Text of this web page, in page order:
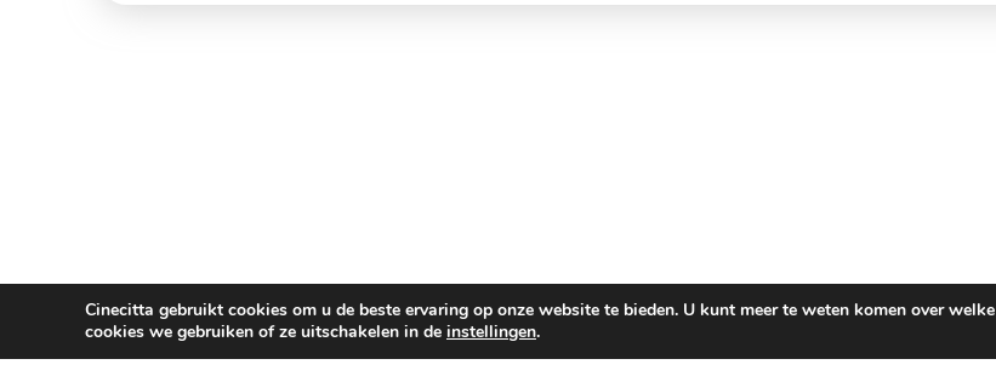
Cinecitta gebruikt cookies om u de beste ervaring op onze website te bieden. U kunt meer te weten komen over welke
cookies we gebruiken of ze uitschakelen in de instellingen.